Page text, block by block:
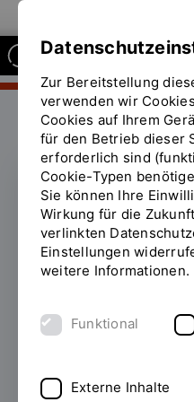
FAKULTÄT BUSINESS
MANAGEMENT
CHE
OTH
CHE-
07.05.2026Von der
Zur Bereitstellung
verwenden wir
Cookies auf Ihrem
für den Betrieb dieser
erforderlich sind
Cookie-Typen
Sie können Ihre
Wirkung für die
verlinkten
Einstellungen
weitere Informationen.
Funktional
Externe Inhalte